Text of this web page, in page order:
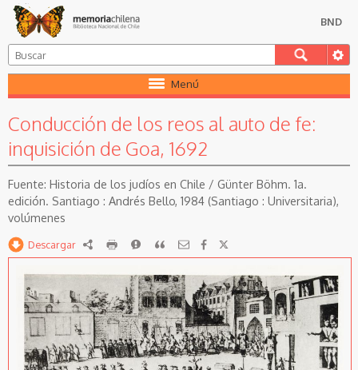
BND
Menú
Conducción de los reos al auto de fe:
inquisición de Goa, 1692
Historia de los judíos en Chile / Günter Böhm. 1a.
edición. Santiago : Andrés Bello, 1984 (Santiago : Universitaria),
volúmenes
Descargar RDF imprimirReportarCitar